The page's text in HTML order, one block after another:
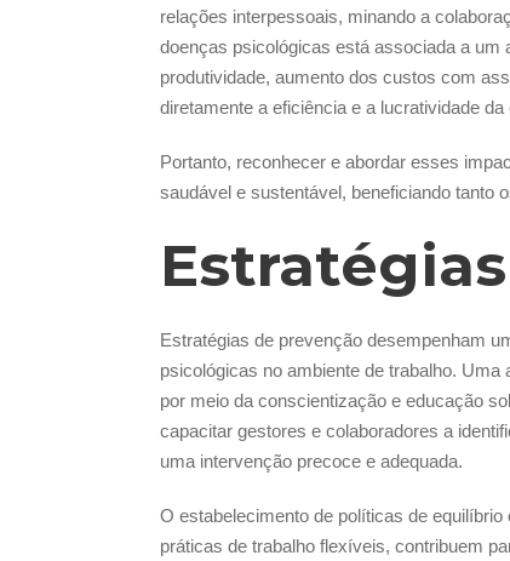
relações interpessoais, minando a
doenças psicológicas está associada a
produtividade, aumento dos custos com
diretamente a eficiência e a lucratividade da
Portanto, reconhecer e abordar esses
saudável e sustentável, beneficiando tanto
Estratégias de prevenção desempenham
psicológicas no ambiente de trabalho.
por meio da conscientização e educação
capacitar gestores e colaboradores a
uma intervenção precoce e adequada.
O estabelecimento de políticas de
práticas de trabalho flexíveis, contribuem